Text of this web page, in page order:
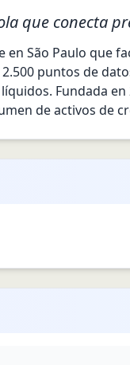
que conecta
en São Paulo que
puntos de
Fundada
de activos de